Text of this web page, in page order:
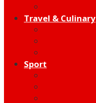
Travel & Culinary
Sport